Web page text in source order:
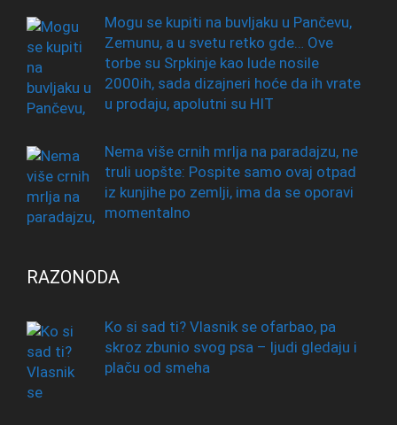
Mogu se kupiti na buvljaku u Pančevu,
Zemunu, a u svetu retko gde… Ove
torbe su Srpkinje kao lude nosile
2000ih, sada dizajneri hoće da ih vrate
u prodaju, apolutni su HIT
Nema više crnih mrlja na paradajzu, ne
truli uopšte: Pospite samo ovaj otpad
iz kunjihe po zemlji, ima da se oporavi
momentalno
RAZONODA
Ko si sad ti? Vlasnik se ofarbao, pa
skroz zbunio svog psa – ljudi gledaju i
plaču od smeha